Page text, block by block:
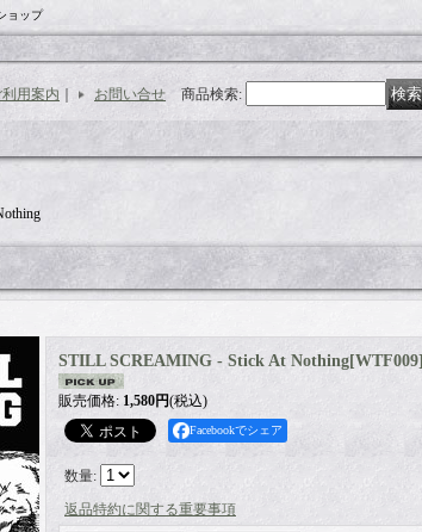
ョップ
利用案内 お問い合せ 商品検索:
STILL SCREAMING - Stick At Nothing[WTF009]
販売価格: 1,580円(税込)
Facebookでシェア
数量:
返品特約に関する重要事項